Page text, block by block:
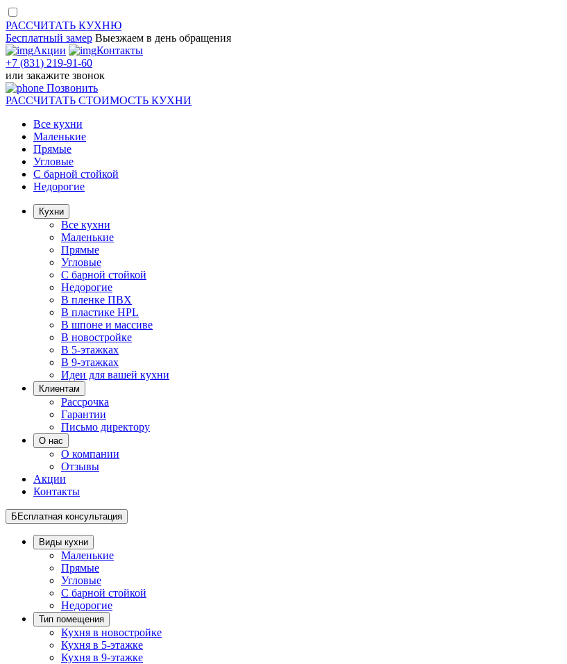
РАССЧИТАТЬ КУХНЮ
Бесплатный замер Выезжаем в день обращения
Акции
Контакты
+7 (831) 219-91-60
или закажите звонок
Позвонить
РАССЧИТАТЬ СТОИМОСТЬ КУХНИ
Все кухни
Маленькие
Прямые
Угловые
С барной стойкой
Недорогие
Кухни
Все кухни
Маленькие
Прямые
Угловые
С барной стойкой
Недорогие
В пленке ПВХ
В пластике HPL
В шпоне и массиве
В новостройке
В 5-этажках
В 9-этажках
Идеи для вашей кухни
Клиентам
Рассрочка
Гарантии
Письмо директору
О нас
О компании
Отзывы
Акции
Контакты
БЕсплатная консультация
Виды кухни
Маленькие
Прямые
Угловые
С барной стойкой
Недорогие
Тип помещения
Кухня в новостройке
Кухня в 5-этажке
Кухня в 9-этажке